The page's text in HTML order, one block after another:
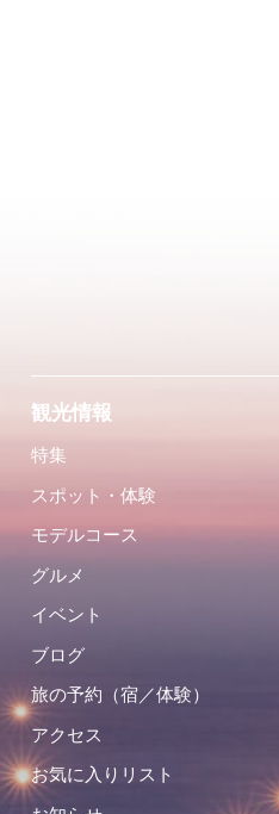
観光情報
特集
スポット・体験
モデルコース
グルメ
イベント
ブログ
旅の予約（宿／体験）
アクセス
お気に入りリスト